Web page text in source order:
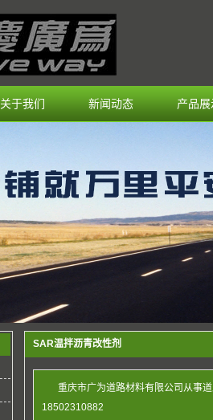
关于我们 新闻动态 产品展
SAR温拌沥青改性剂
重庆市广为道路材料有限公司从事
18502310882